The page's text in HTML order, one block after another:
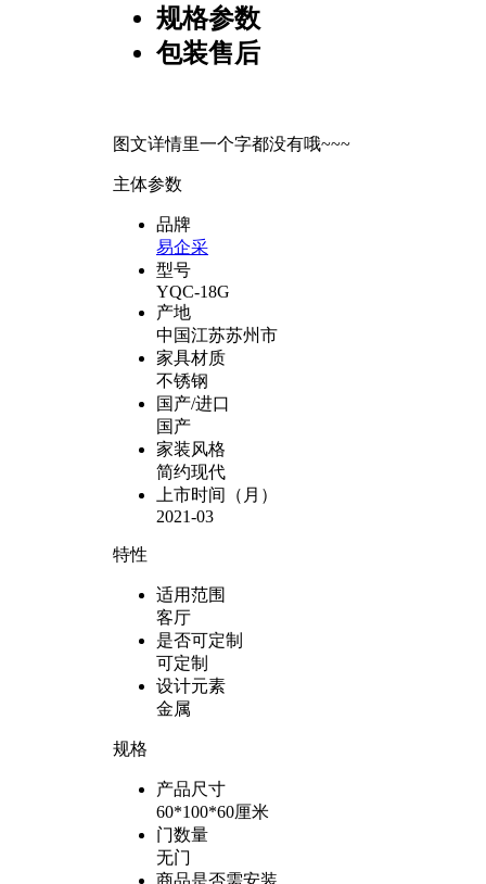
规格参数
包装售后
图文详情里一个字都没有哦~~~
主体参数
品牌
易企采
型号
YQC-18G
产地
中国江苏苏州市
家具材质
不锈钢
国产/进口
国产
家装风格
简约现代
上市时间（月）
2021-03
特性
适用范围
客厅
是否可定制
可定制
设计元素
金属
规格
产品尺寸
60*100*60厘米
门数量
无门